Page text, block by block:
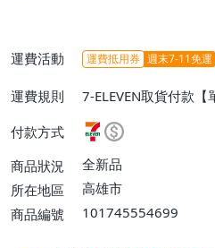
運費活動 運費抵用券 週末7-11免運
運費規則
7-ELEVEN取貨付款【
EVEN取貨不付款【單
付款方式
商品狀況
全新品
所在地區
高雄市
商品編號
101745554699